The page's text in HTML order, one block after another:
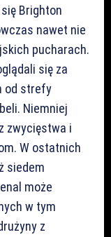
Brighton
nawet nie
pucharach.
się za
od strefy
Niemniej
zwycięstwa i
W ostatnich
siedem
może
w tym
z